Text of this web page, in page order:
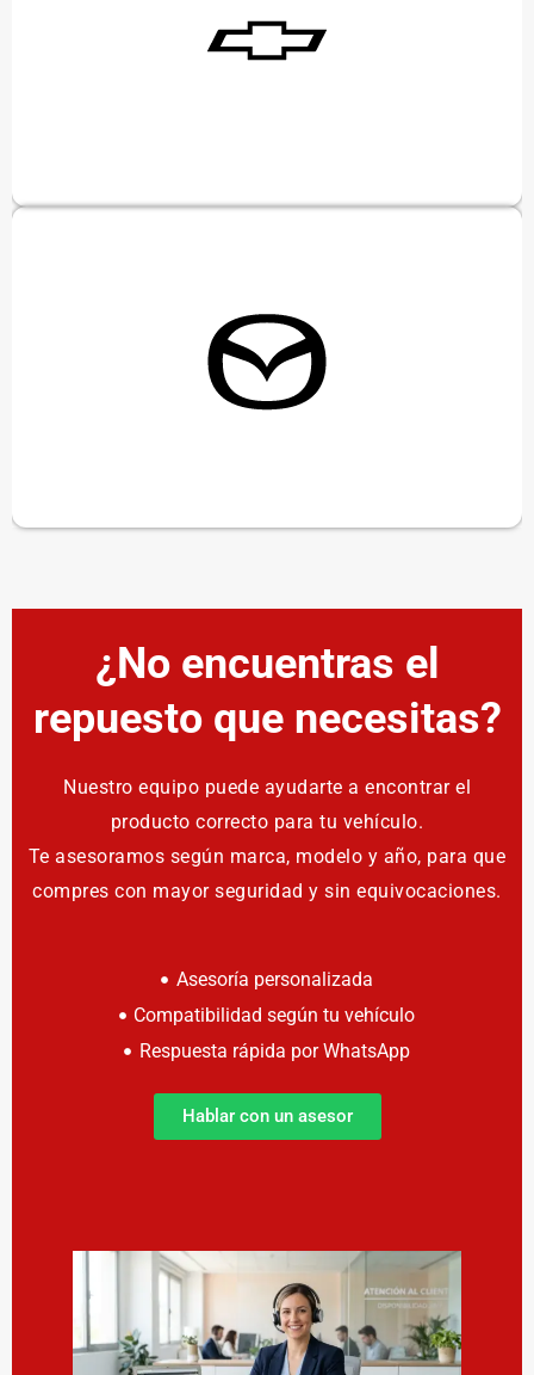
¿No encuentras el
repuesto que necesitas?
Nuestro equipo puede ayudarte a encontrar el
producto correcto para tu vehículo.
Te asesoramos según marca, modelo y año, para que
compres con mayor seguridad y sin equivocaciones.
Asesoría personalizada
Compatibilidad según tu vehículo
Respuesta rápida por WhatsApp
Hablar con un asesor